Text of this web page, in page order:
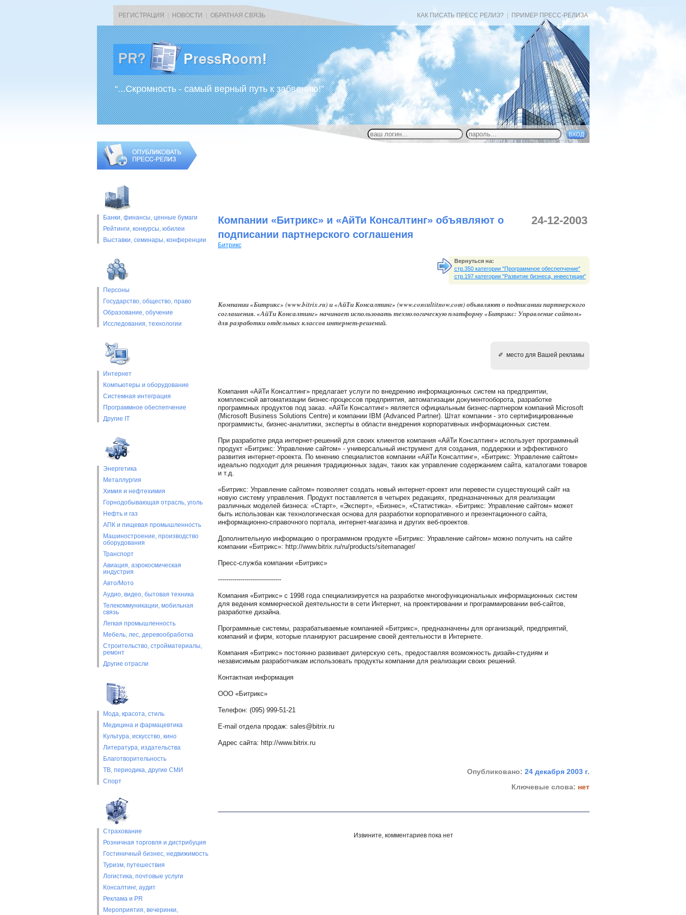
РЕГИСТРАЦИЯ НОВОСТИ ОБРАТНАЯ СВЯЗЬ КАК ПИСАТЬ ПРЕСС РЕЛИЗ? ПРИМЕР ПРЕСС-РЕЛИЗА
“...Скромность - самый верный путь к забвению!”
Банки, финансы, ценные бумаги
Рейтинги, конкурсы, юбилеи
Выставки, cеминары, конференции
Персоны
Государство, общество, право
Образование, обучение
Исследования, технологии
Интернет
Компьютеры и оборудование
Системная интеграция
Программное обеспепчение
Другие IT
Энергетика
Металлургия
Химия и нефтехимия
Горнодобывающая отрасль, уголь
Нефть и газ
АПК и пищевая промышленность
Машиностроение, производство
оборудования
Транспорт
Авиация, аэрокосмическая
индустрия
Авто/Мото
Аудио, видео, бытовая техника
Телекоммуникации, мобильная
связь
Легкая промышленность
Мебель, лес, деревообработка
Строительство, стройматериалы,
ремонт
Другие отрасли
Мода, красота, стиль
Медицина и фармацевтика
Культура, искусство, кино
Литература, издательства
Благотворительность
ТВ, периодика, другие СМИ
Спорт
Страхование
Розничная торговля и дистрибуция
Гостиничный бизнес, недвижимость
Туризм, путешествия
Логистика, почтовые услуги
Консалтинг, аудит
Реклама и PR
Мероприятия, вечеринки,
Компании «Битрикс» и «АйТи Консалтинг» объявляют о
подписании партнерского соглашения
Битрикс
24-12-2003
Вернуться на:
стр.350 категории "Программное обеспепчение"
стр.197 категории "Развитие бизнеса, инвестиции"
Компании «Битрикс» (www.bitrix.ru) и «АйТи Консалтинг» (www.consultitnow.com) объявляют о подписании партнерского
соглашения. «АйТи Консалтинг» начинает использовать технологическую платформу «Битрикс: Управление сайтом»
для разработки отдельных классов интернет-решений.
✐ место для Вашей рекламы
Компания «АйТи Консалтинг» предлагает услуги по внедрению информационных систем на предприятии,
комплексной автоматизации бизнес-процессов предприятия, автоматизации документооборота, разработке
программных продуктов под заказ. «АйТи Консалтинг» является официальным бизнес-партнером компаний Microsoft
(Microsoft Business Solutions Centre) и компании IBM (Advanced Partner). Штат компании - это сертифицированные
программисты, бизнес-аналитики, эксперты в области внедрения корпоративных информационных систем.
При разработке ряда интернет-решений для своих клиентов компания «АйТи Консалтинг» использует программный
продукт «Битрикс: Управление сайтом» - универсальный инструмент для создания, поддержки и эффективного
развития интернет-проекта. По мнению специалистов компании «АйТи Консалтинг», «Битрикс: Управление сайтом»
идеально подходит для решения традиционных задач, таких как управление содержанием сайта, каталогами товаров
и т.д.
«Битрикс: Управление сайтом» позволяет создать новый интернет-проект или перевести существующий сайт на
новую систему управления. Продукт поставляется в четырех редакциях, предназначенных для реализации
различных моделей бизнеса: «Старт», «Эксперт», «Бизнес», «Статистика». «Битрикс: Управление сайтом» может
быть использован как технологическая основа для разработки корпоративного и презентационного сайта,
информационно-справочного портала, интернет-магазина и других веб-проектов.
Дополнительную информацию о программном продукте «Битрикс: Управление сайтом» можно получить на сайте
компании «Битрикс»: http://www.bitrix.ru/ru/products/sitemanager/
Пресс-служба компании «Битрикс»
-------------------------------
Компания «Битрикс» с 1998 года специализируется на разработке многофункциональных информационных систем
для ведения коммерческой деятельности в сети Интернет, на проектировании и программировании веб-сайтов,
разработке дизайна.
Программные системы, разрабатываемые компанией «Битрикс», предназначены для организаций, предприятий,
компаний и фирм, которые планируют расширение своей деятельности в Интернете.
Компания «Битрикс» постоянно развивает дилерскую сеть, предоставляя возможность дизайн-студиям и
независимым разработчикам использовать продукты компании для реализации своих решений.
Контактная информация
ООО «Битрикс»
Телефон: (095) 999-51-21
E-mail отдела продаж: sales@bitrix.ru
Адрес сайта: http://www.bitrix.ru
Опубликовано: 24 декабря 2003 г.
Ключевые слова: нет
Извините, комментариев пока нет